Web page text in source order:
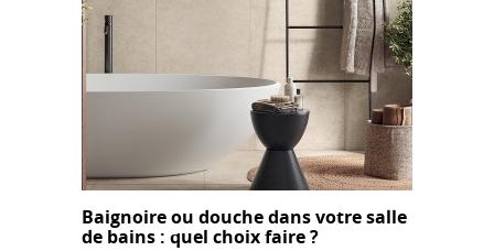
Baignoire ou douche dans votre salle
de bains : quel choix faire ?